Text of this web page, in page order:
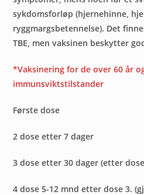
sykdomsforløp (hjernehinne,
ryggmargsbetennelse). Det
TBE, men vaksinen beskytter
*Vaksinering for de over 60 år
immunsviktstilstander
Første dose
2 dose etter 7 dager
3 dose etter 30 dager (etter
4 dose 5-12 mnd etter dose 3.